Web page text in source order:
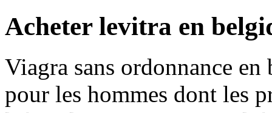
Acheter levitra en
Viagra sans ordonnance
pour les hommes dont les